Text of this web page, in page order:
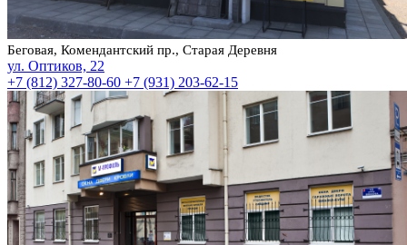
Беговая, Комендантский пр., Старая Деревня
ул. Оптиков, 22
+7 (812) 327-80-60 +7 (931) 203-62-15